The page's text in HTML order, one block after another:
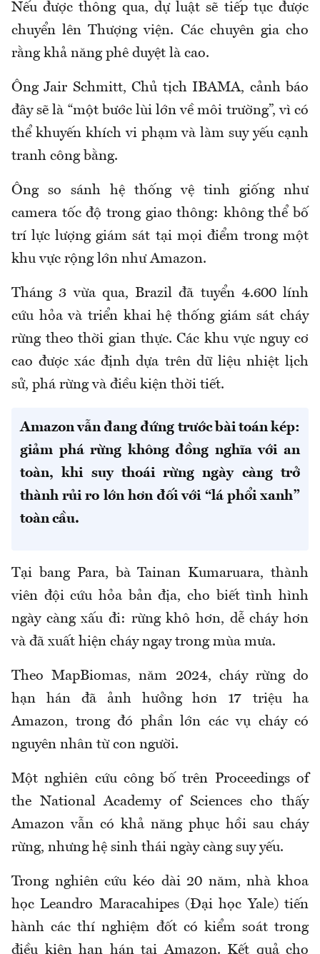
Nếu được thông qua, dự luật sẽ tiếp tục được
chuyển lên Thượng viện. Các chuyên gia cho
rằng khả năng phê duyệt là cao.
Ông Jair Schmitt, Chủ tịch IBAMA, cảnh báo
đây sẽ là “một bước lùi lớn về môi trường”, vì có
thể khuyến khích vi phạm và làm suy yếu cạnh
tranh công bằng.
Ông so sánh hệ thống vệ tinh giống như
camera tốc độ trong giao thông: không thể bố
trí lực lượng giám sát tại mọi điểm trong một
khu vực rộng lớn như Amazon.
Tháng 3 vừa qua, Brazil đã tuyển 4.600 lính
cứu hỏa và triển khai hệ thống giám sát cháy
rừng theo thời gian thực. Các khu vực nguy cơ
cao được xác định dựa trên dữ liệu nhiệt lịch
sử, phá rừng và điều kiện thời tiết.
Amazon vẫn đang đứng trước bài toán kép:
giảm phá rừng không đồng nghĩa với an
toàn, khi suy thoái rừng ngày càng trở
thành rủi ro lớn hơn đối với “lá phổi xanh”
toàn cầu.
Tại bang Para, bà Tainan Kumaruara, thành
viên đội cứu hỏa bản địa, cho biết tình hình
ngày càng xấu đi: rừng khô hơn, dễ cháy hơn
và đã xuất hiện cháy ngay trong mùa mưa.
Theo MapBiomas, năm 2024, cháy rừng do
hạn hán đã ảnh hưởng hơn 17 triệu ha
Amazon, trong đó phần lớn các vụ cháy có
nguyên nhân từ con người.
Một nghiên cứu công bố trên Proceedings of
the National Academy of Sciences cho thấy
Amazon vẫn có khả năng phục hồi sau cháy
rừng, nhưng hệ sinh thái ngày càng suy yếu.
Trong nghiên cứu kéo dài 20 năm, nhà khoa
học Leandro Maracahipes (Đại học Yale) tiến
hành các thí nghiệm đốt có kiểm soát trong
điều kiện hạn hán tại Amazon. Kết quả cho